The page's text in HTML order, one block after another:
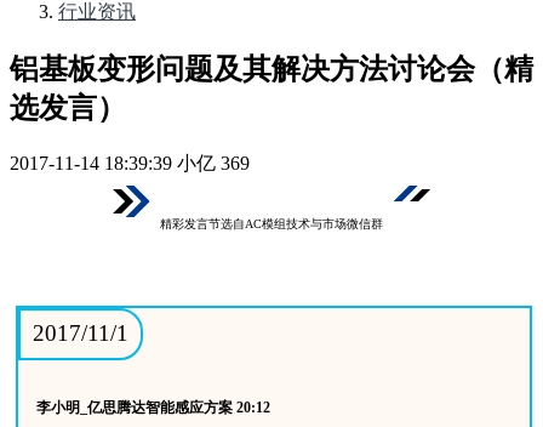
行业资讯
铝基板变形问题及其解决方法讨论会（精
选发言）
2017-11-14 18:39:39 小亿 369
精彩发言节选自AC模组技术与市场微信群
2017/11/1
李小明 亿思腾达智能感应方案 20:12